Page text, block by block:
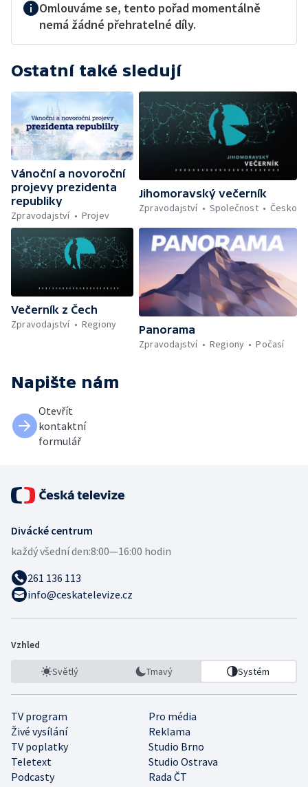
Omlouváme se, tento pořad momentálně
nemá žádné přehratelné díly.
Ostatní také sledují
Vánoční a novoroční
projevy prezidenta
republiky
Zpravodajství
Projev
Jihomoravský večerník
Zpravodajství
Společnost Česko
Večerník z Čech
Zpravodajství
Regiony
Panorama
Zpravodajství
Regiony Počasí
Napište nám
Otevřít
kontaktní
formulář
Divácké centrum
každý všední den:8:00—16:00 hodin
261 136 113
info@ceskatelevize.cz
Vzhled
Světlý Tmavý Systém
TV program
Pro média
Živé vysílání
Reklama
TV poplatky
Studio Brno
Teletext
Studio Ostrava
Podcasty
Rada ČT